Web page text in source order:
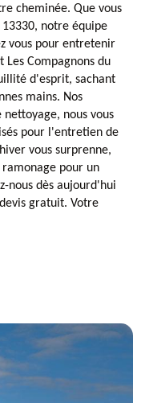
cheminée. Que vous
13330, notre équipe
vous pour entretenir
Les Compagnons du
d'esprit, sachant
mains. Nos
nous vous
pour l'entretien de
vous surprenne,
ramonage pour un
nous dès aujourd'hui
gratuit. Votre